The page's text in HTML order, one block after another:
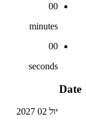
00
minutes
00
seconds
Date
יול 02 2027